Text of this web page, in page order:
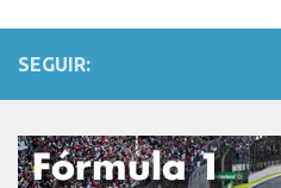
SEGUIR: